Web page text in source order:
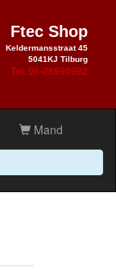
Ftec Shop
Keldermansstraat 45
5041KJ Tilburg
Tel. 06-28990992
Mand